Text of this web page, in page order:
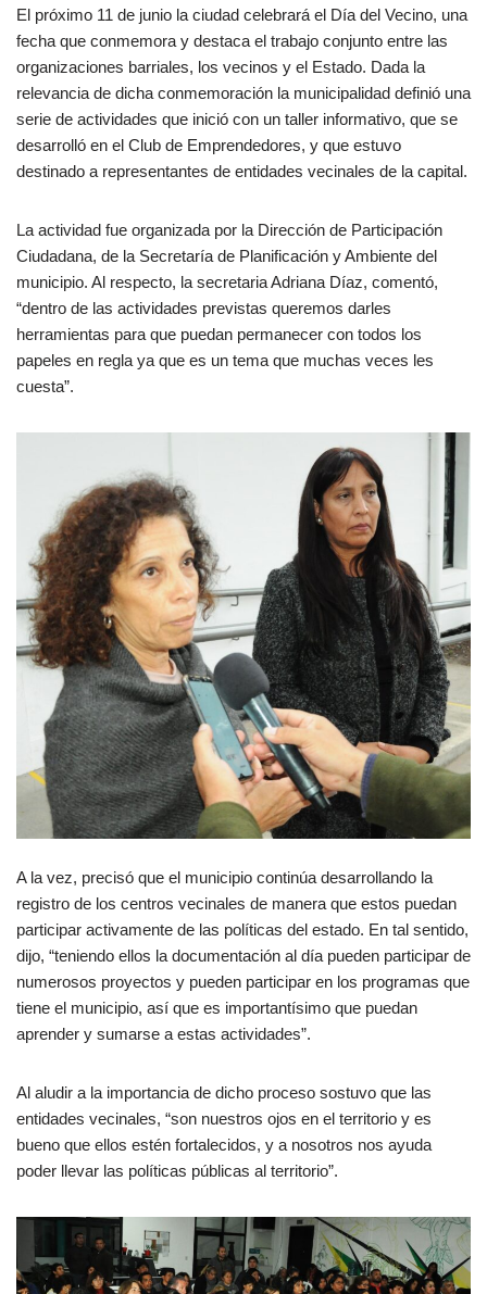
El próximo 11 de junio la ciudad celebrará el Día del Vecino, una
fecha que conmemora y destaca el trabajo conjunto entre las
organizaciones barriales, los vecinos y el Estado. Dada la
relevancia de dicha conmemoración la municipalidad definió una
serie de actividades que inició con un taller informativo, que se
desarrolló en el Club de Emprendedores, y que estuvo
destinado a representantes de entidades vecinales de la capital.
La actividad fue organizada por la Dirección de Participación
Ciudadana, de la Secretaría de Planificación y Ambiente del
municipio. Al respecto, la secretaria Adriana Díaz, comentó,
“dentro de las actividades previstas queremos darles
herramientas para que puedan permanecer con todos los
papeles en regla ya que es un tema que muchas veces les
cuesta”.
A la vez, precisó que el municipio continúa desarrollando la
registro de los centros vecinales de manera que estos puedan
participar activamente de las políticas del estado. En tal sentido,
dijo, “teniendo ellos la documentación al día pueden participar de
numerosos proyectos y pueden participar en los programas que
tiene el municipio, así que es importantísimo que puedan
aprender y sumarse a estas actividades”.
Al aludir a la importancia de dicho proceso sostuvo que las
entidades vecinales, “son nuestros ojos en el territorio y es
bueno que ellos estén fortalecidos, y a nosotros nos ayuda
poder llevar las políticas públicas al territorio”.